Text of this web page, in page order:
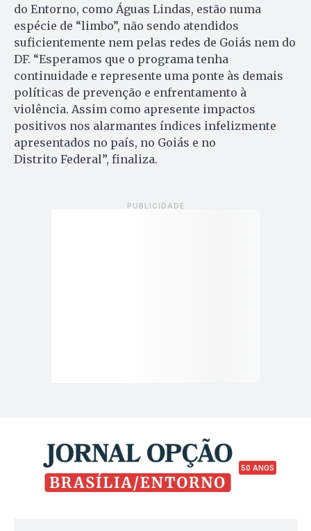
do Entorno, como Águas Lindas, estão numa
espécie de “limbo”, não sendo atendidos
suficientemente nem pelas redes de Goiás nem do
DF. “Esperamos que o programa tenha
continuidade e represente uma ponte às demais
políticas de prevenção e enfrentamento à
violência. Assim como apresente impactos
positivos nos alarmantes índices infelizmente
apresentados no país, no Goiás e no
Distrito Federal”, finaliza.
50 ANOS